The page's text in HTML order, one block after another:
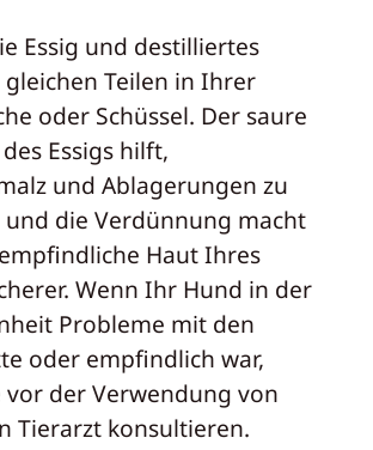
Essig und destilliertes
gleichen Teilen in Ihrer
oder Schüssel. Der saure
Essigs hilft,
und Ablagerungen zu
und die Verdünnung macht
Haut Ihres
Wenn Ihr Hund in der
Probleme mit den
oder empfindlich war,
vor der Verwendung von
Tierarzt konsultieren.